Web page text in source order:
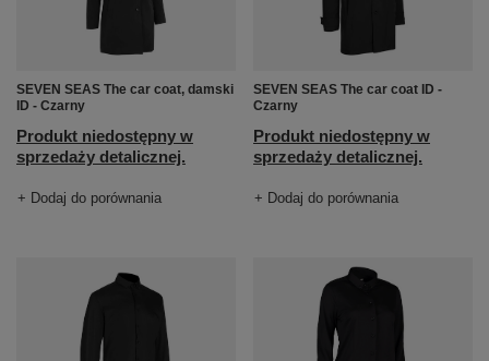
SEVEN SEAS The car coat, damski
ID - Czarny
Produkt niedostępny w
sprzedaży detalicznej.
+ Dodaj do porównania
SEVEN SEAS The car coat ID -
Czarny
Produkt niedostępny w
sprzedaży detalicznej.
+ Dodaj do porównania